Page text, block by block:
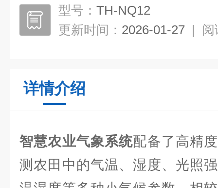
型号： TH-NQ12
更新时间： 2026-01-27 | 阅
详情介绍
智慧农业气象系统配备了高精
测农田中的气温、湿度、光照